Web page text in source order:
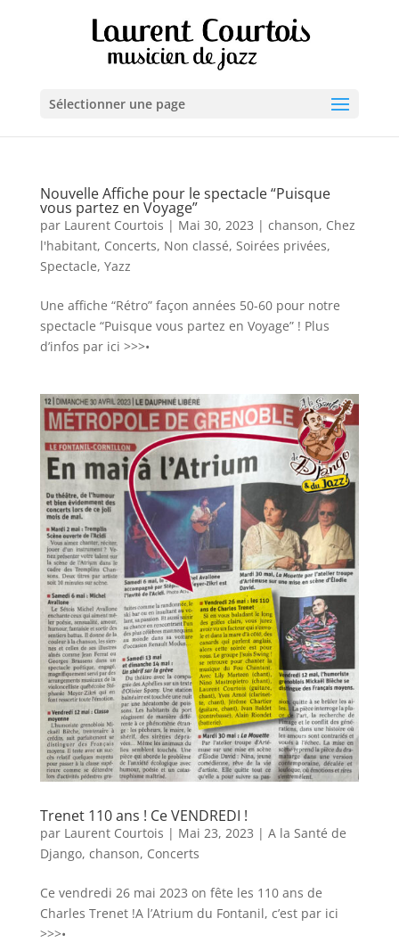
Sélectionner une page
Nouvelle Affiche pour le spectacle “Puisque
vous partez en Voyage”
par Laurent Courtois | Mai 30, 2023 | chanson, Chez
l'habitant, Concerts, Non classé, Soirées privées,
Spectacle, Yazz
Une affiche “Rétro” façon années 50-60 pour notre
spectacle “Puisque vous partez en Voyage” ! Plus
d’infos par ici >>>•
Trenet 110 ans ! Ce VENDREDI !
par Laurent Courtois | Mai 23, 2023 | A la Santé de
Django, chanson, Concerts
Ce vendredi 26 mai 2023 on fête les 110 ans de
Charles Trenet !A l’Atrium du Fontanil, c’est par ici
>>>•